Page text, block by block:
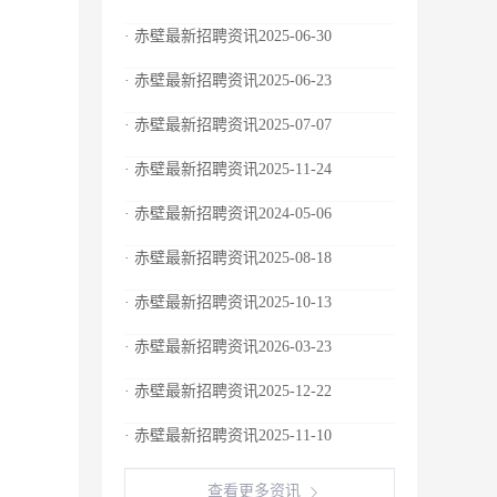
· 赤壁最新招聘资讯2025-06-30
· 赤壁最新招聘资讯2025-06-23
· 赤壁最新招聘资讯2025-07-07
· 赤壁最新招聘资讯2025-11-24
· 赤壁最新招聘资讯2024-05-06
· 赤壁最新招聘资讯2025-08-18
· 赤壁最新招聘资讯2025-10-13
· 赤壁最新招聘资讯2026-03-23
· 赤壁最新招聘资讯2025-12-22
· 赤壁最新招聘资讯2025-11-10
查看更多资讯